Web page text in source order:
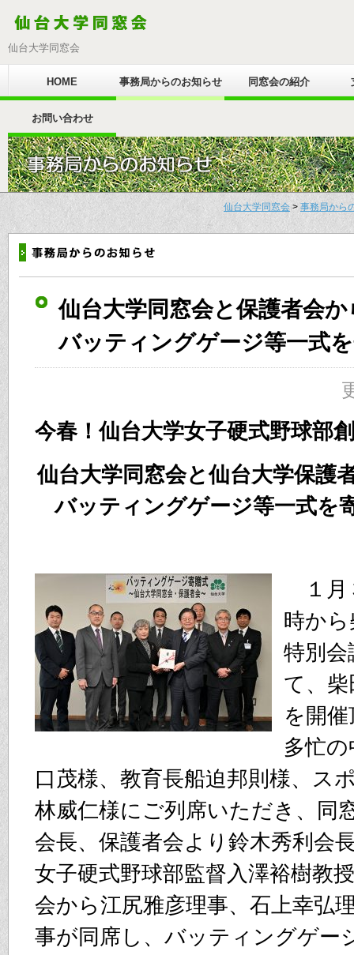
仙台大学同窓会
HOME 事務局からのお知らせ 同窓会の紹介
お問い合わせ
仙台大学同窓会> 事務局から
仙台大学同窓会と保護者会
バッティングゲージ等一式
今春！仙台大学女子硬式野球部
仙台大学同窓会と仙台大学保護
バッティングゲージ等一式を
１月
時か
特別
て、
を開
多忙
口茂様、教育長船迫邦則様、ス
林威仁様にご列席いただき、同
会長、保護者会より鈴木秀利会
女子硬式野球部監督入澤裕樹教
会から江尻雅彦理事、石上幸弘
事が同席し、バッティングゲー